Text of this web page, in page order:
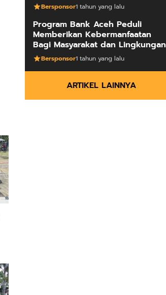
Bersponsor1 tahun yang lalu
Program Bank Aceh Peduli
Memberikan Kebermanfaatan
Bagi Masyarakat dan Lingkungan
Bersponsor1 tahun yang lalu
ARTIKEL LAINNYA